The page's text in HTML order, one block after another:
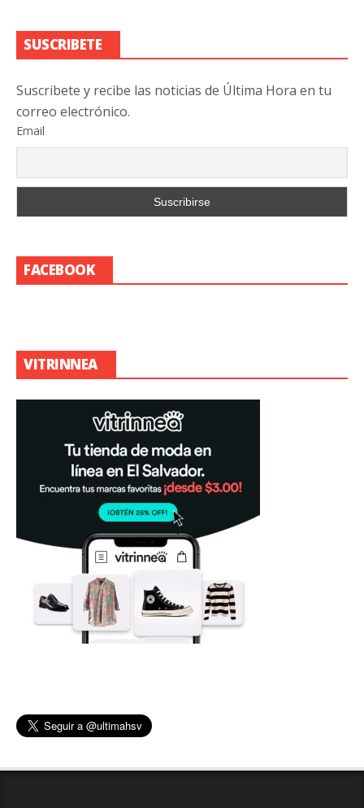
SUSCRIBETE
Suscribete y recibe las noticias de Última Hora en tu
correo electrónico.
Email
FACEBOOK
VITRINNEA